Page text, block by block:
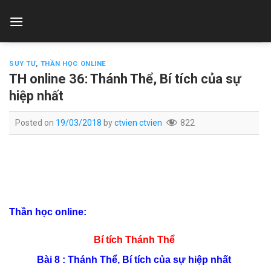
SUY TƯ, THẦN HỌC ONLINE
TH online 36: Thánh Thể, Bí tích của sự
hiệp nhất
Posted on 19/03/2018 byctvien ctvien 822
Thần học online:
Bí tích Thánh Thể
Bài 8 : Thánh Thể, Bí tích của sự hiệp nhất